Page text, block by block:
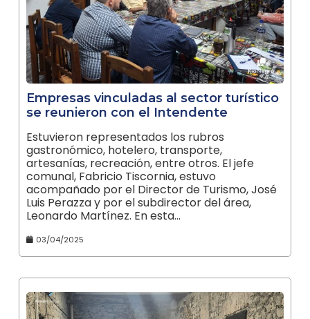
Empresas vinculadas al sector turístico
se reunieron con el Intendente
Estuvieron representados los rubros
gastronómico, hotelero, transporte,
artesanías, recreación, entre otros. El jefe
comunal, Fabricio Tiscornia, estuvo
acompañado por el Director de Turismo, José
Luis Perazza y por el subdirector del área,
Leonardo Martínez. En esta…
03/04/2025